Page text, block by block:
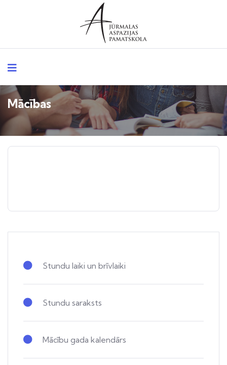
Mācības
Stundu laiki un brīvlaiki
Stundu saraksts
Mācību gada kalendārs